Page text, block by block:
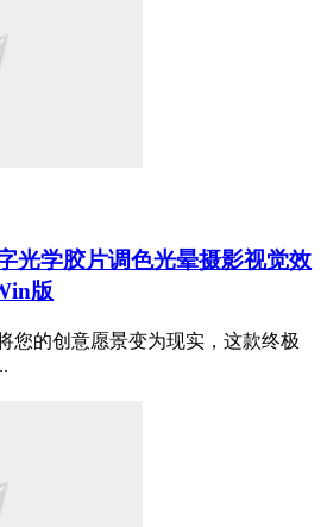
光学胶片调色光晕摄影视觉效
版
您的创意愿景变为现实，这款终极